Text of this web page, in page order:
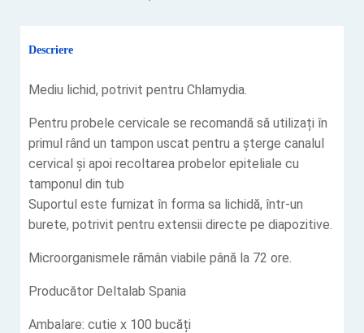
Descriere
‎Mediu lichid, potrivit pentru Chlamydia.
Pentru probele cervicale se recomandă să utilizați în
primul rând un tampon uscat pentru a șterge canalul
cervical şi apoi recoltarea probelor epiteliale cu
tamponul din tub
‎Suportul este furnizat în forma sa lichidă, într-un
burete, potrivit pentru extensii directe pe‎ diapozitive.
Microorganismele rămân viabile până la 72 ore.
Producător Deltalab Spania
Ambalare: cutie x 100 bucăți